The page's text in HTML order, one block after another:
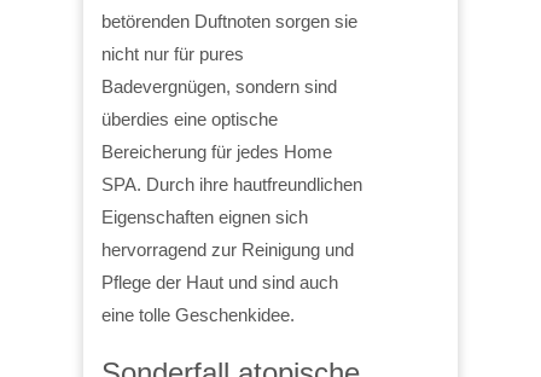
betörenden Duftnoten sorgen sie
nicht nur für pures
Badevergnügen, sondern sind
überdies eine optische
Bereicherung für jedes Home
SPA. Durch ihre hautfreundlichen
Eigenschaften eignen sich
hervorragend zur Reinigung und
Pflege der Haut und sind auch
eine tolle Geschenkidee.